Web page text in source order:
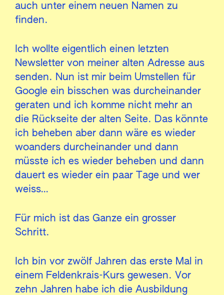
auch unter einem neuen Namen zu
finden.
Ich wollte eigentlich einen letzten
Newsletter von meiner alten Adresse aus
senden. Nun ist mir beim Umstellen für
Google ein bisschen was durcheinander
geraten und ich komme nicht mehr an
die Rückseite der alten Seite. Das könnte
ich beheben aber dann wäre es wieder
woanders durcheinander und dann
müsste ich es wieder beheben und dann
dauert es wieder ein paar Tage und wer
weiss…
Für mich ist das Ganze ein grosser
Schritt.
Ich bin vor zwölf Jahren das erste Mal in
einem Feldenkrais-Kurs gewesen. Vor
zehn Jahren habe ich die Ausbildung